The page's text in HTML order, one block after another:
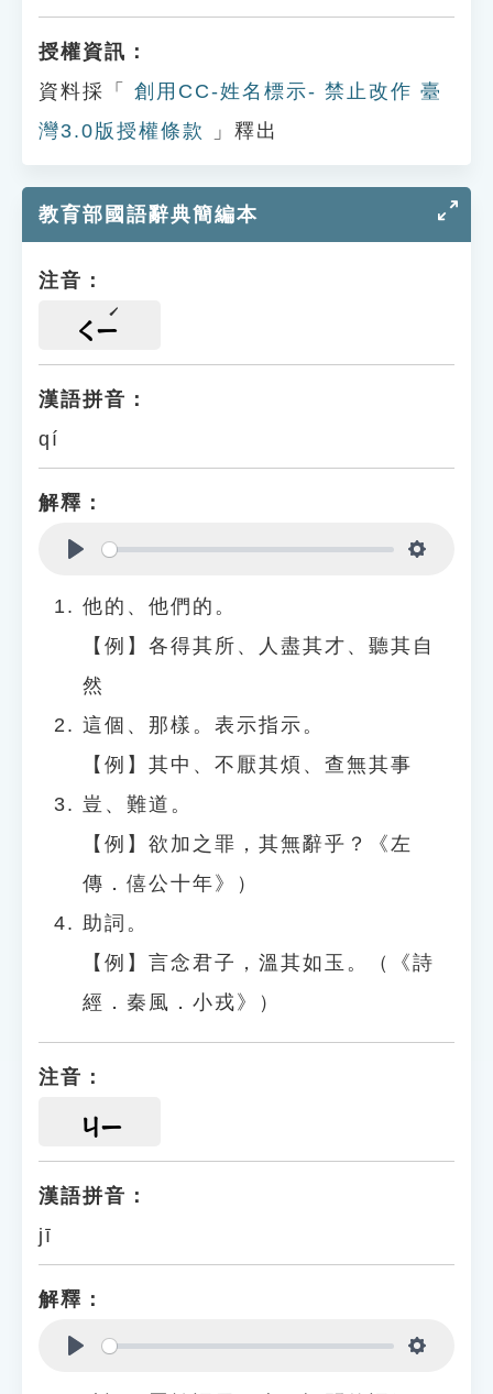
授權資訊：
資料採「
創用CC-姓名標示- 禁止改作 臺
灣3.0版授權條款
」釋出
教育部國語辭典簡編本
注音：
ㄑㄧ
漢語拼音：
qí
解釋：
他的、他們的。
【例】各得其所、人盡其才、聽其自
然
這個、那樣。表示指示。
【例】其中、不厭其煩、查無其事
豈、難道。
【例】欲加之罪，其無辭乎？《左
傳．僖公十年》）
助詞。
【例】言念君子，溫其如玉。（《詩
經．秦風．小戎》）
注音：
ㄐㄧ
漢語拼音：
jī
解釋：